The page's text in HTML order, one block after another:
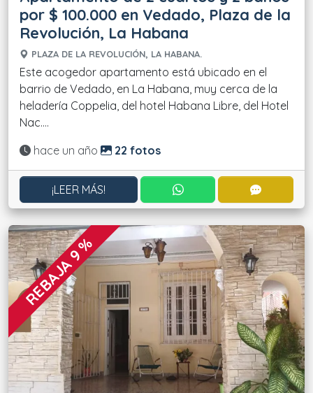
por $ 100.000 en Vedado, Plaza de la
Revolución, La Habana
PLAZA DE LA REVOLUCIÓN, LA HABANA.
Este acogedor apartamento está ubicado en el
barrio de Vedado, en La Habana, muy cerca de la
heladería Coppelia, del hotel Habana Libre, del Hotel
Nac....
Actualizado:
hace un año 22 fotos
¡LEER MÁS! CONTACTAR POR
REBAJA 9 %